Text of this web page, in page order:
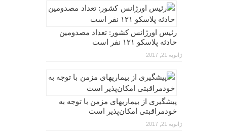
رئیس اورژانس کشور: تعداد مصدومین
حادثه پلاسکو ۱۲۱ نفر است
ژانویه 21, 2017
پیشگیری از بیماریهای مزمن با توجه به
خودمراقبتی امکان‌پذیر است
ژانویه 21, 2017